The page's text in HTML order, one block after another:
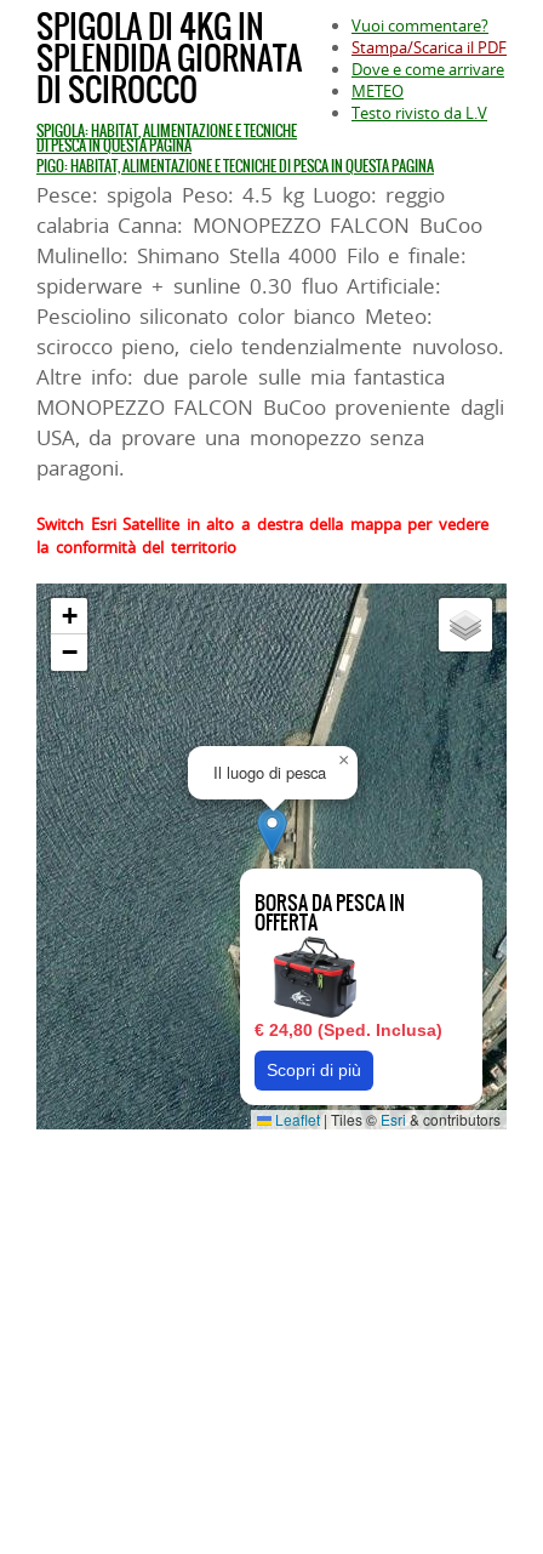
Vuoi commentare?
Stampa/Scarica il PDF
Dove e come arrivare
METEO
Testo rivisto da L.V
SPIGOLA DI 4KG IN
SPLENDIDA GIORNATA
DI SCIROCCO
SPIGOLA: HABITAT, ALIMENTAZIONE E TECNICHE
DI PESCA IN QUESTA PAGINA
PIGO: HABITAT, ALIMENTAZIONE E TECNICHE DI PESCA IN QUESTA PAGINA
Pesce: spigola Peso: 4.5 kg Luogo: reggio
calabria Canna: MONOPEZZO FALCON BuCoo
Mulinello: Shimano Stella 4000 Filo e finale:
spiderware + sunline 0.30 fluo Artificiale:
Pesciolino siliconato color bianco Meteo:
scirocco pieno, cielo tendenzialmente nuvoloso.
Altre info: due parole sulle mia fantastica
MONOPEZZO FALCON BuCoo proveniente dagli
USA, da provare una monopezzo senza
paragoni.
Switch Esri Satellite in alto a destra della mappa per vedere
la conformità del territorio
BORSA DA PESCA IN
OFFERTA
€ 24,80 (Sped. Inclusa)
Scopri di più
Il luogo di pesca
×
+
−
Leaflet | Tiles © Esri& contributors